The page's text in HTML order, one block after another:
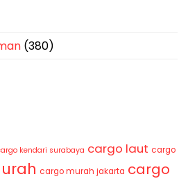
(380)
kendari surabaya cargo laut cargo
cargo murah jakarta cargo